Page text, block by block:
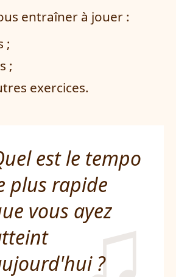
entraîner à jouer :
;
;
exercices.
est le tempo
plus rapide
vous ayez
?